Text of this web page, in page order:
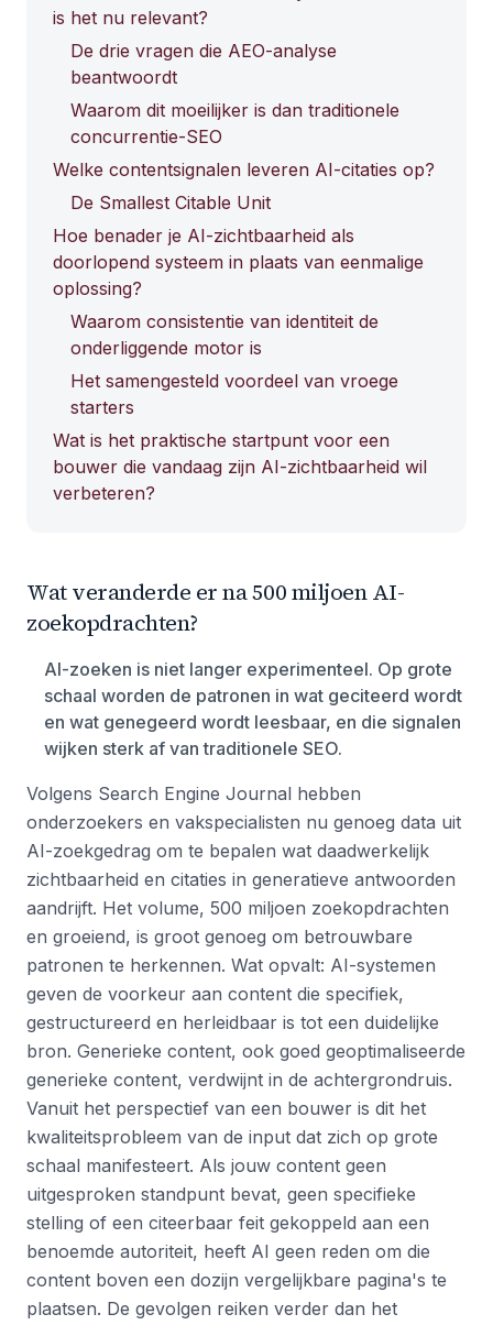
is het nu relevant?
De drie vragen die AEO-analyse
beantwoordt
Waarom dit moeilijker is dan traditionele
concurrentie-SEO
Welke contentsignalen leveren AI-citaties op?
De Smallest Citable Unit
Hoe benader je AI-zichtbaarheid als
doorlopend systeem in plaats van eenmalige
oplossing?
Waarom consistentie van identiteit de
onderliggende motor is
Het samengesteld voordeel van vroege
starters
Wat is het praktische startpunt voor een
bouwer die vandaag zijn AI-zichtbaarheid wil
verbeteren?
Wat veranderde er na 500 miljoen AI-
zoekopdrachten?
AI-zoeken is niet langer experimenteel. Op grote
schaal worden de patronen in wat geciteerd wordt
en wat genegeerd wordt leesbaar, en die signalen
wijken sterk af van traditionele SEO.
Volgens Search Engine Journal hebben
onderzoekers en vakspecialisten nu genoeg data uit
AI-zoekgedrag om te bepalen wat daadwerkelijk
zichtbaarheid en citaties in generatieve antwoorden
aandrijft. Het volume, 500 miljoen zoekopdrachten
en groeiend, is groot genoeg om betrouwbare
patronen te herkennen. Wat opvalt: AI-systemen
geven de voorkeur aan content die specifiek,
gestructureerd en herleidbaar is tot een duidelijke
bron. Generieke content, ook goed geoptimaliseerde
generieke content, verdwijnt in de achtergrondruis.
Vanuit het perspectief van een bouwer is dit het
kwaliteitsprobleem van de input dat zich op grote
schaal manifesteert. Als jouw content geen
uitgesproken standpunt bevat, geen specifieke
stelling of een citeerbaar feit gekoppeld aan een
benoemde autoriteit, heeft AI geen reden om die
content boven een dozijn vergelijkbare pagina's te
plaatsen. De gevolgen reiken verder dan het